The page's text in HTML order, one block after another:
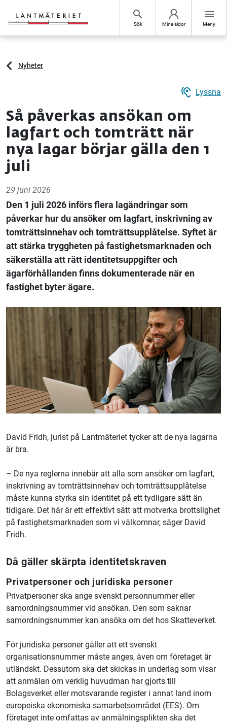
search
Sök Mina sidor
menu
Meny
Nyheter
hearing Lyssna
Så påverkas ansökan om
lagfart och tomträtt när
nya lagar börjar gälla den 1
juli
29 juni 2026
Den 1 juli 2026 införs flera lagändringar som
påverkar hur du ansöker om lagfart, inskrivning av
tomträttsinnehav och tomträttsupplåtelse. Syftet är
att stärka tryggheten på fastighetsmarknaden och
säkerställa att rätt identitetsuppgifter och
ägarförhållanden finns dokumenterade när en
fastighet byter ägare.
David Fridh, jurist på Lantmäteriet tycker att de nya lagarna
är bra.
– De nya reglerna innebär att alla som ansöker om lagfart,
inskrivning av tomträttsinnehav och tomträttsupplåtelse
måste kunna styrka sin identitet på ett tydligare sätt än
tidigare. Det här är ett effektivt sätt att motverka brottslighet
på fastighetsmarknaden som vi välkomnar, säger David
Fridh.
Då gäller skärpta identitetskraven
Privatpersoner och juridiska personer
Privatpersoner ska ange svenskt personnummer eller
samordningsnummer vid ansökan. Den som saknar
samordningsnummer kan ansöka om det hos Skatteverket.
För juridiska personer gäller att ett svenskt
organisationsnummer måste anges, även om företaget är
utländskt. Dessutom ska det skickas in underlag som visar
att anmälan om verklig huvudman har gjorts till
Bolagsverket eller motsvarande register i annat land inom
europeiska ekonomiska samarbetsområdet (EES). Om
företaget inte omfattas av anmälningsplikten ska det